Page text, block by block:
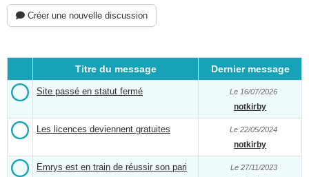
Créer une nouvelle discussion
Titre du message Dernier message
Site passé en statut fermé Le 16/07/2026
notkirby
Les licences deviennent gratuites Le 22/05/2024
notkirby
Emrys est en train de réussir son pari Le 27/11/2023